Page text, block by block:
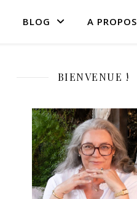
BLOG A PROPOS
BIENVENUE !